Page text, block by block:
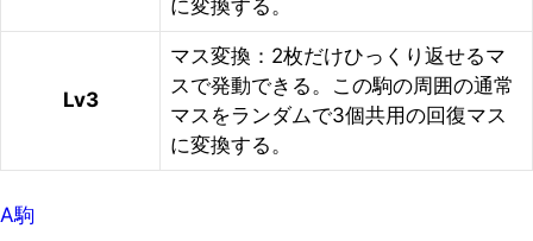
に変換する。
Lv3
マス変換：2枚だけひっくり返せるマ
スで発動できる。この駒の周囲の通常
マスをランダムで3個共用の回復マス
に変換する。
A駒